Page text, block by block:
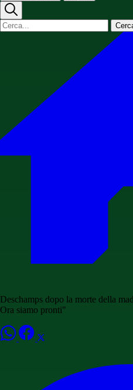
Deschamps dopo la morte della
Ora siamo pronti"